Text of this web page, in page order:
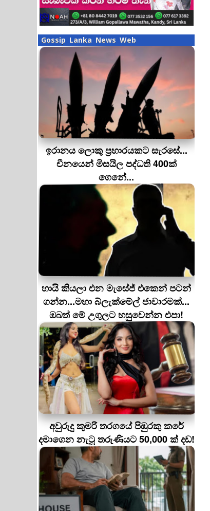
Gossip Lanka News Web
ඉරානය ලොකු ප‍්‍රහාරයකට සැරසේ...
චීනයෙන් මිසයිල පද්ධති 400ක්
ගෙනේ...
හායි කියලා එන මැසේජ් එකෙන් පටන්
ගන්න...මහා බ්ලැක්මේල් ජාවාරමක්...
ඔබත් මේ උගුලට හසුවෙන්න එපා!
අවුරුදු කුමරි තරගයේ පිඹුරකු කරේ
දමාගෙන නැටූ තරුණියට 50,000 ක් දඩ!